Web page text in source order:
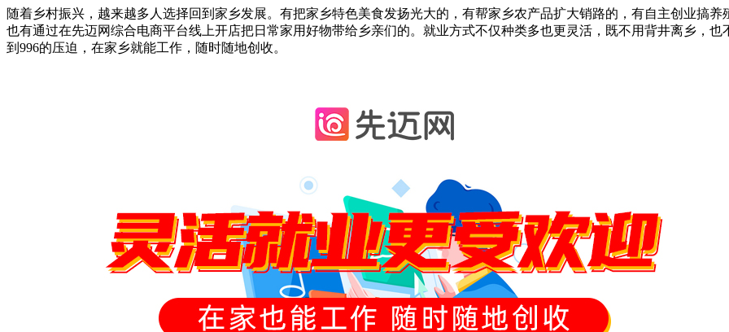
随着乡村振兴，越来越多人选择回到家乡发展。有把家乡特色美食发扬光大的，有帮家乡农产品扩大销路的，有自主创业搞养
也有通过在先迈网综合电商平台线上开店把日常家用好物带给乡亲们的。就业方式不仅种类多也更灵活，既不用背井离乡，也
到996的压迫，在家乡就能工作，随时随地创收。